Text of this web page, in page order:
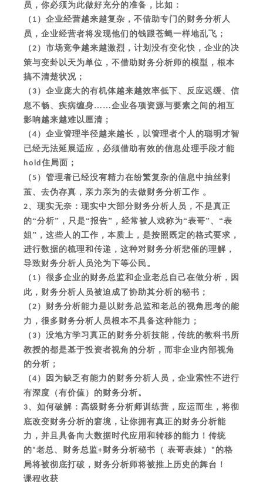
员，你必须为此做好充分的准备，比如：
（ 1 ）企业经营越来越复杂，不借助专门的财务分析人
员，企业经营者将发现他们的钱跟苍蝇一样地乱飞；
（2 ）市场竞争越来越激烈，计划没有变化快，企业的决
策与变卦以天为单位，不借助财务分析师的模型，根本
搞不清楚状况；
（ 3 ）企业庞大的有机体越来越效率低下、反应迟缓、信
息不畅、疾病缠身……企业各项资源与要素之间的相互
影响越来越难以厘清；
（4 ）企业管理半径越来越长，以管理者个人的聪明才智
已经无法延展适应，必须借助有效的信息处理手段才能
hold住局面；
（5 ）管理者已经没有精力在纷繁复杂的信息中抽丝剥
茧、去伪存真，亲力亲为的去做财务分析工作 。
2、现实无奈：现实中大部分财务分析人员，不是真正
的“分析”，只是“报告”，经常被人戏称为“表哥”、“表
姐”，这些人的工作，本质上，是按照既定的格式要求，
进行数据的梳理和传递，这种对财务分析悲催的理解，
导致财务分析人员沦为下等公民。
（ 1 ）很多企业的财务总监和企业老总自己在做分析，因
此，财务分析人员被迫成了协助其分析的秘书；
（2 ）财务分析能力是以财务总监和老总的视角思考的能
力，很多财务分析人员根本不具备这种能力；
（ 3 ）没地方学习真正的财务分析技能，传统的教科书所
教授的都是基于投资者视角的分析，而非企业内部视角
的分析；
（4 ）因为缺乏有能力的财务分析人员，企业索性不进行
有深度（有价值）的财务分析。
3、如何破解：高级财务分析师训练营，应运而生，将彻
底改变财务分析的窘境，让你拥有真正的财务分析能
力，并且具备向大数据时代应用和转移的能力！传统
的"老总、财务总监+财务分析秘书（ 表哥表妹） " 的格
局将被彻底打破，财务分析师将被推上历史的舞台！
课程收获